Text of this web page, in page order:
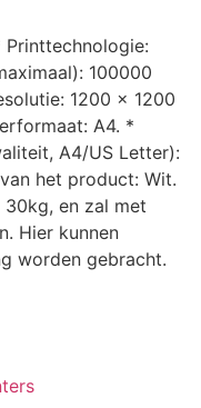
Printtechnologie:
100000
1200 x 1200
A4. *
A4/US Letter):
het product: Wit.
en zal met
Hier kunnen
worden gebracht.